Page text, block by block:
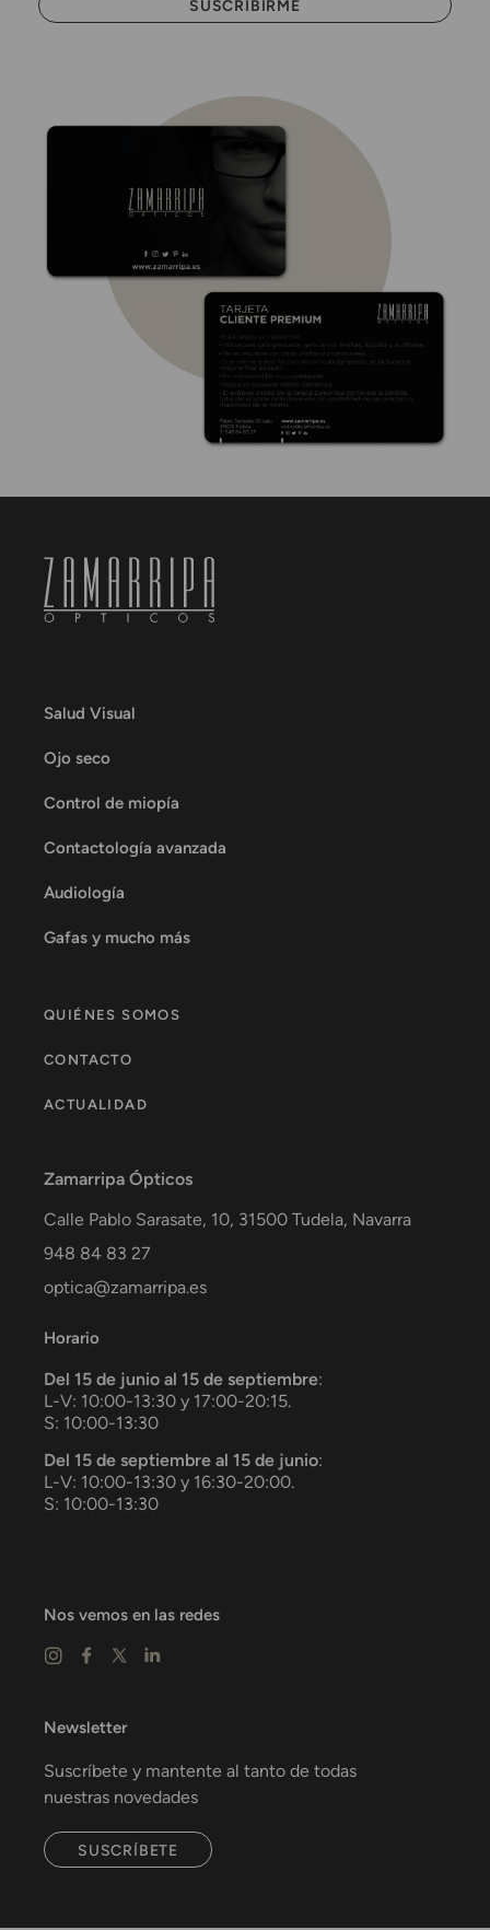
Salud Visual
Ojo seco
Control de miopía
Contactología avanzada
Audiología
Gafas y mucho más
QUIÉNES SOMOS
CONTACTO
ACTUALIDAD
Zamarripa Ópticos
Calle Pablo Sarasate, 10, 31500 Tudela, Navarra
948 84 83 27
optica@zamarripa.es
Horario
Del 15 de junio al 15 de septiembre:
L-V: 10:00-13:30 y 17:00-20:15.
S: 10:00-13:30
Del 15 de septiembre al 15 de junio:
L-V: 10:00-13:30 y 16:30-20:00.
S: 10:00-13:30
Nos vemos en las redes
Newsletter
Suscríbete y mantente al tanto de todas
nuestras novedades
SUSCRÍBETE